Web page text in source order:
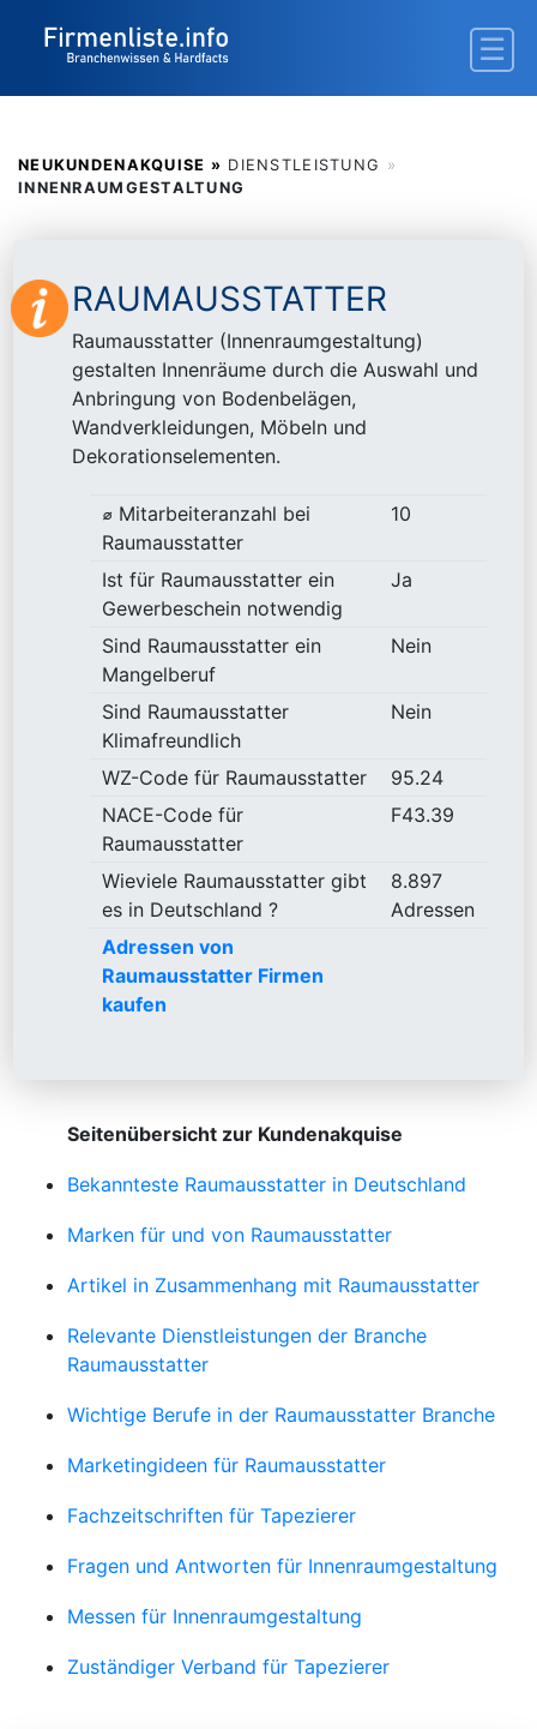
NEUKUNDENAKQUISE » DIENSTLEISTUNG »
INNENRAUMGESTALTUNG
RAUMAUSSTATTER
Raumausstatter (Innenraumgestaltung)
gestalten Innenräume durch die Auswahl und
Anbringung von Bodenbelägen,
Wandverkleidungen, Möbeln und
Dekorationselementen.
⌀ Mitarbeiteranzahl bei
Raumausstatter
10
Ist für Raumausstatter ein
Gewerbeschein notwendig
Ja
Sind Raumausstatter ein
Mangelberuf
Nein
Sind Raumausstatter
Klimafreundlich
Nein
WZ-Code für Raumausstatter
95.24
NACE-Code für
Raumausstatter
F43.39
Wieviele Raumausstatter gibt
es in Deutschland ?
8.897
Adressen
Adressen von
Raumausstatter Firmen
kaufen
Seitenübersicht zur Kundenakquise
Bekannteste Raumausstatter in Deutschland
Marken für und von Raumausstatter
Artikel in Zusammenhang mit Raumausstatter
Relevante Dienstleistungen der Branche
Raumausstatter
Wichtige Berufe in der Raumausstatter Branche
Marketingideen für Raumausstatter
Fachzeitschriften für Tapezierer
Fragen und Antworten für Innenraumgestaltung
Messen für Innenraumgestaltung
Zuständiger Verband für Tapezierer